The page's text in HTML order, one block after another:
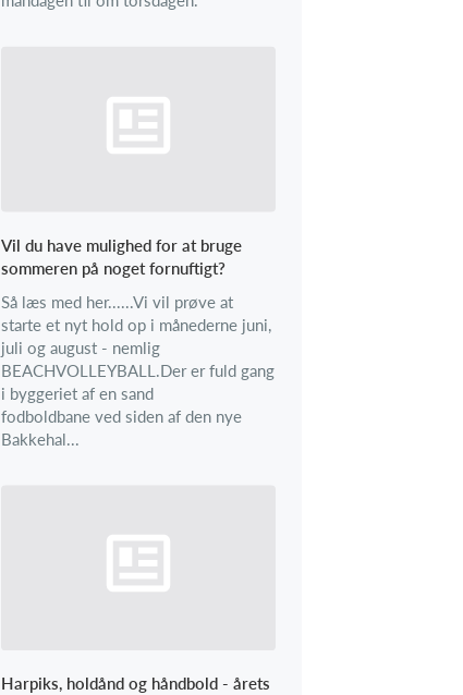
Vil du have mulighed for at bruge
sommeren på noget fornuftigt?
Så læs med her......Vi vil prøve at
starte et nyt hold op i månederne juni,
juli og august - nemlig
BEACHVOLLEYBALL.Der er fuld gang
i byggeriet af en sand
fodboldbane ved siden af den nye
Bakkehal...
Harpiks, holdånd og håndbold - årets